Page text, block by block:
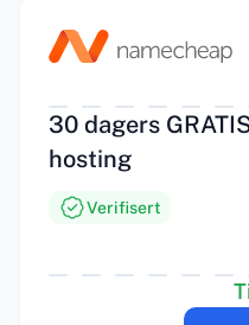
30 dagers
hosting
Verifisert